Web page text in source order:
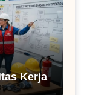
Kerja